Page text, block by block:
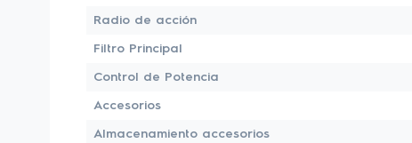
Radio de acción
Filtro Principal
Control de Potencia
Accesorios
Almacenamiento accesorios